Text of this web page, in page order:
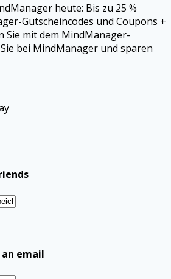
heute: Bis zu 25 %
Gutscheincodes und Coupons +
Sie mit dem MindManager-
bei MindManager und sparen
email